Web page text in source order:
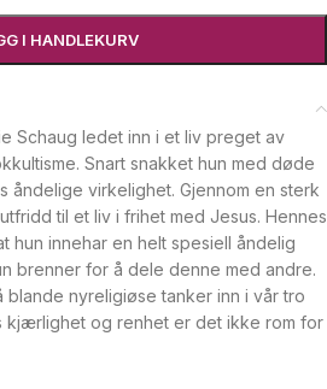
I HANDLEKURV
Schaug ledet inn i et liv preget av
Snart snakket hun med døde
virkelighet. Gjennom en sterk
til et liv i frihet med Jesus. Hennes
hun innehar en helt spesiell åndelig
brenner for å dele denne med andre.
blande nyreligiøse tanker inn i vår tro
kjærlighet og renhet er det ikke rom for